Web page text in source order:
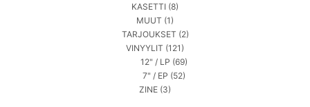
KASETTI (8)
MUUT (1)
TARJOUKSET (2)
VINYYLIT (121)
12" / LP (69)
7" / EP (52)
ZINE (3)